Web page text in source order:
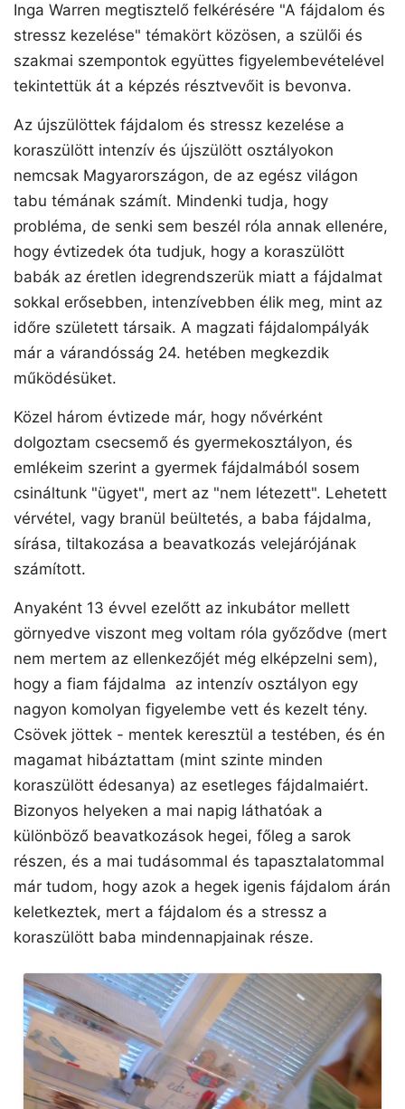
Inga Warren megtisztelő felkérésére "A fájdalom és
stressz kezelése" témakört közösen, a szülői és
szakmai szempontok együttes figyelembevételével
tekintettük át a képzés résztvevőit is bevonva.
Az újszülöttek fájdalom és stressz kezelése a
koraszülött intenzív és újszülött osztályokon
nemcsak Magyarországon, de az egész világon
tabu témának számít. Mindenki tudja, hogy
probléma, de senki sem beszél róla annak ellenére,
hogy évtizedek óta tudjuk, hogy a koraszülött
babák az éretlen idegrendszerük miatt a fájdalmat
sokkal erősebben, intenzívebben élik meg, mint az
időre született társaik. A magzati fájdalompályák
már a várandósság 24. hetében megkezdik
működésüket.
Közel három évtizede már, hogy nővérként
dolgoztam csecsemő és gyermekosztályon, és
emlékeim szerint a gyermek fájdalmából sosem
csináltunk "ügyet", mert az "nem létezett". Lehetett
vérvétel, vagy branül beültetés, a baba fájdalma,
sírása, tiltakozása a beavatkozás velejárójának
számított.
Anyaként 13 évvel ezelőtt az inkubátor mellett
görnyedve viszont meg voltam róla győződve (mert
nem mertem az ellenkezőjét még elképzelni sem),
hogy a fiam fájdalma az intenzív osztályon egy
nagyon komolyan figyelembe vett és kezelt tény.
Csövek jöttek - mentek keresztül a testében, és én
magamat hibáztattam (mint szinte minden
koraszülött édesanya) az esetleges fájdalmaiért.
Bizonyos helyeken a mai napig láthatóak a
különböző beavatkozások hegei, főleg a sarok
részen, és a mai tudásommal és tapasztalatommal
már tudom, hogy azok a hegek igenis fájdalom árán
keletkeztek, mert a fájdalom és a stressz a
koraszülött baba mindennapjainak része.